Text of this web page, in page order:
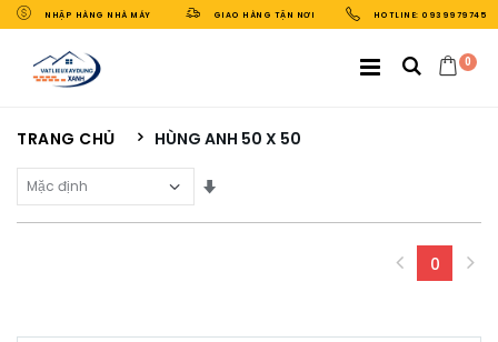
NHẬP HÀNG NHÀ MÁY GIAO HÀNG TẬN NƠI HOTLINE: 0939979745
0
TRANG CHỦ HÙNG ANH 50 X 50
Sắp Xếp Theo
0